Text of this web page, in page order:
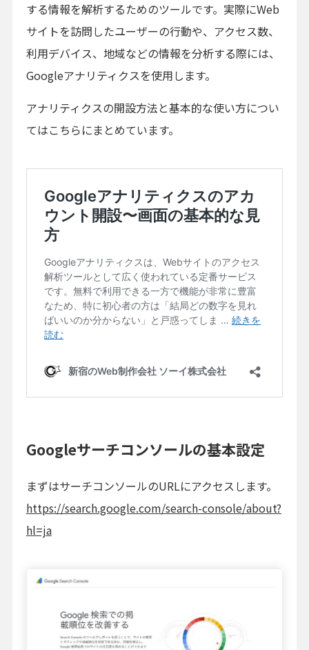
する情報を解析するためのツールです。実際にWeb
サイトを訪問したユーザーの行動や、アクセス数、
利用デバイス、地域などの情報を分析する際には、
Googleアナリティクスを使用します。
アナリティクスの開設方法と基本的な使い方につい
てはこちらにまとめています。
Googleサーチコンソールの基本設定
まずはサーチコンソールのURLにアクセスします。
https://search.google.com/search-console/about?
hl=ja